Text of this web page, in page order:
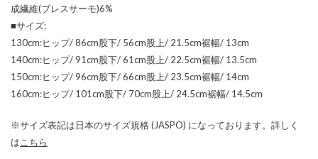
成繊維(ブレスサーモ)6%
■サイズ:
130cm:ヒップ/ 86cm股下/ 56cm股上/ 21.5cm裾幅/ 13cm
140cm:ヒップ/ 91cm股下/ 61cm股上/ 22.5cm裾幅/ 13.5cm
150cm:ヒップ/ 96cm股下/ 66cm股上/ 23.5cm裾幅/ 14cm
160cm:ヒップ/ 101cm股下/ 70cm股上/ 24.5cm裾幅/ 14.5cm
※サイズ表記は日本のサイズ規格 (JASPO) になっております。詳しく
は こちら